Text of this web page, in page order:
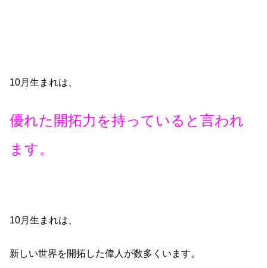
10月生まれは、
優れた開拓力を持っていると言われ
ます。
10月生まれは、
新しい世界を開拓した偉人が数多くいます。